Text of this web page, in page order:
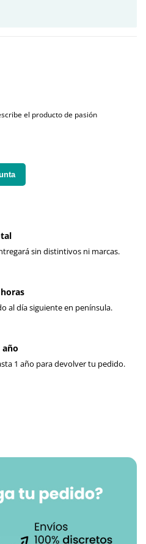
el producto de pasión
sin distintivos ni marcas.
al día siguiente en península.
año
1 año para devolver tu pedido.